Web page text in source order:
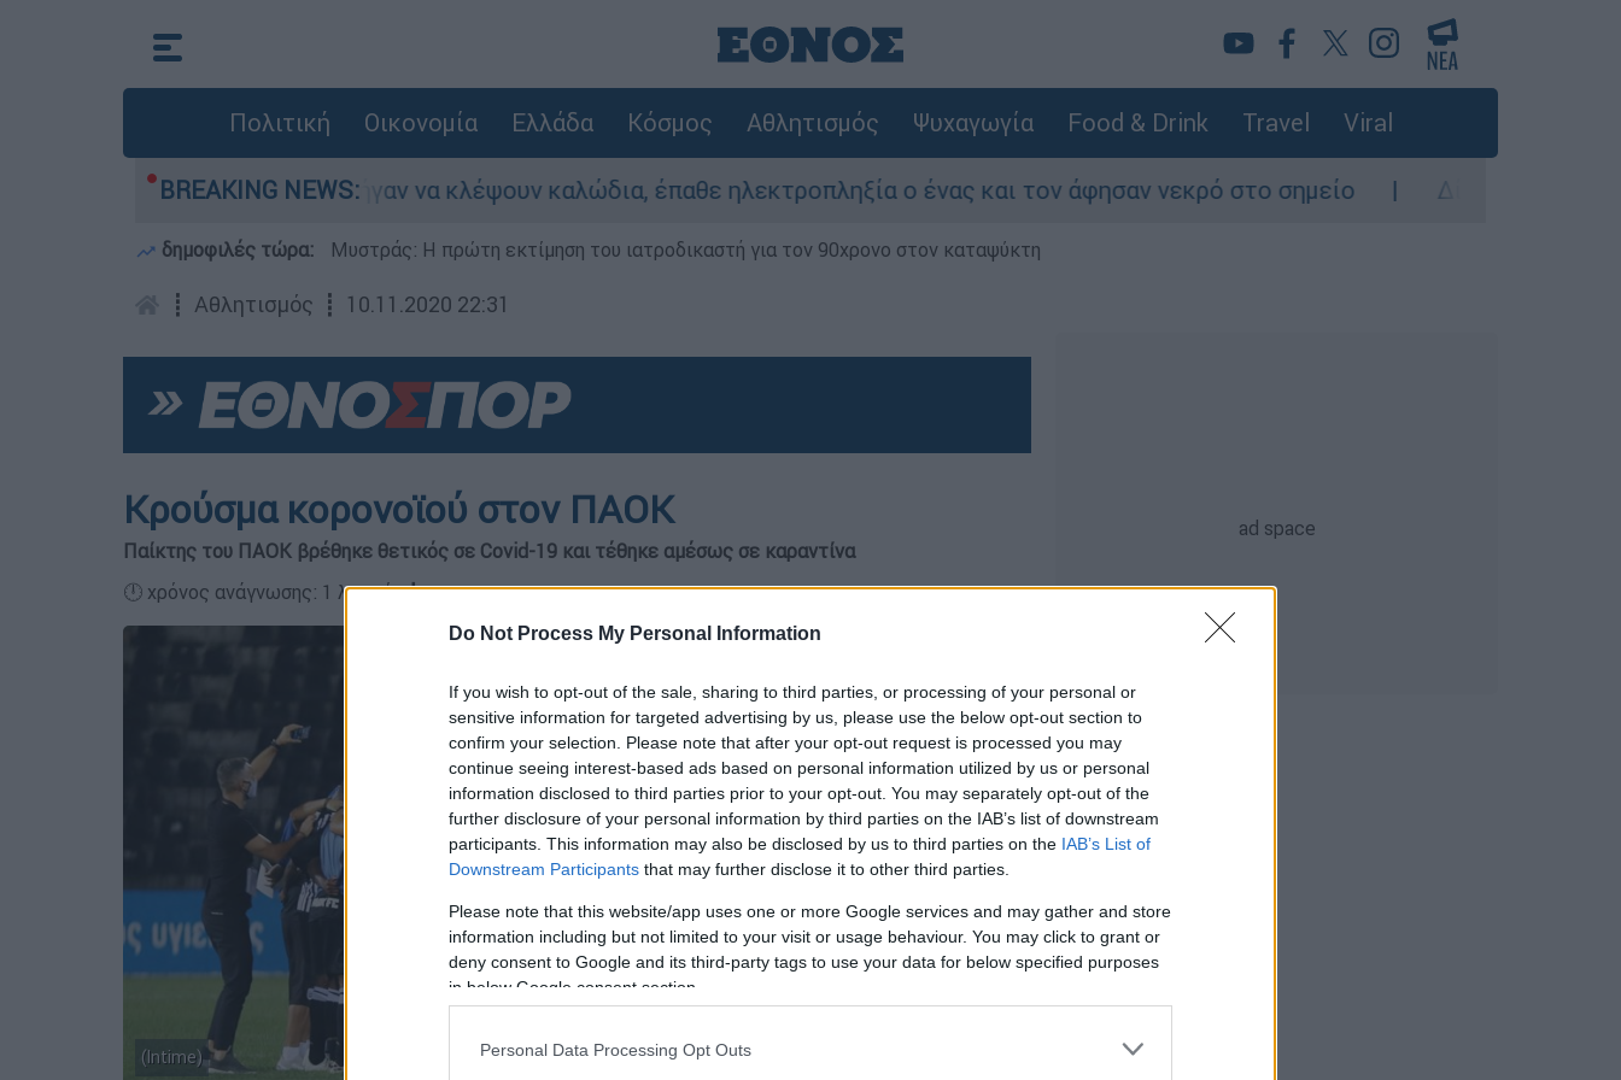
Do Not Process My Personal Information
If you wish to opt-out of the sale, sharing to third parties, or processing of your personal or
sensitive information for targeted advertising by us, please use the below opt-out section to
confirm your selection. Please note that after your opt-out request is processed you may
continue seeing interest-based ads based on personal information utilized by us or personal
information disclosed to third parties prior to your opt-out. You may separately opt-out of the
further disclosure of your personal information by third parties on the IAB’s list of downstream
participants. This information may also be disclosed by us to third parties on the IAB’s List of
Downstream Participants that may further disclose it to other third parties.
Please note that this website/app uses one or more Google services and may gather and store
information including but not limited to your visit or usage behaviour. You may click to grant or
deny consent to Google and its third-party tags to use your data for below specified purposes
in below Google consent section.
Personal Data Processing Opt Outs
Πολιτική Οικονομία Ελλάδα Κόσμος Αθλητισμός Ψυχαγωγία Food & Drink Travel Viral
BREAKING NEWS:
Άνω Λιόσια: Πήγαν να κλέψουν καλώδια, έπαθε ηλεκτροπληξία ο ένας και τον άφησαν νεκρό στο σημείο Δίωξη για
δημοφιλές τώρα: Μυστράς: Η πρώτη εκτίμηση του ιατροδικαστή για τον 90χρονο στον καταψύκτη
┋ Αθλητισμός ┋ 10.11.2020 22:31
Κρούσμα κορονοϊού στον ΠΑΟΚ
Παίκτης του ΠΑΟΚ βρέθηκε θετικός σε Covid-19 και τέθηκε αμέσως σε καραντίνα
🕛 χρόνος ανάγνωσης: 1 λεπτό ┋
(Intime)